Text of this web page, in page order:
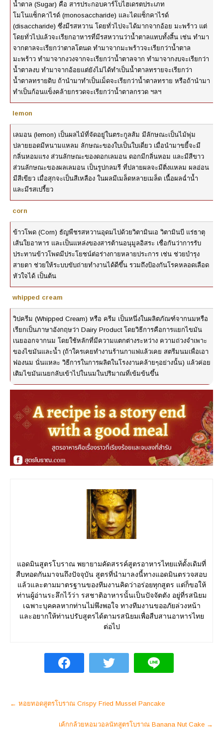
น้ำตาล (Sugar) คือ สารประกอบคาร์โบไฮเดรตประเภท
โมโนแซ็กคาไรด์ (monosaccharide) และไดแซ็กคาไรด์
(disaccharide) ซึ่งมีรสหวาน โดยทั่วไปจะได้มากจากอ้อย มะพร้าว แต่
โดยทั่วไปแล้วจะเรียกอาหารที่มีรสหวานว่าน้ำตาลแทบทั้งสิ้น เช่น ทำมา
จากตาลจะเรียกว่าตาลโตนด ทำมาจากมะพร้าวจะเรียกว่าน้ำตาล
มะพร้าว ทำมาจากงวงจากจะเรียกว่าน้ำตาลจาก ทำมาจากงบจะเรียกว่า
น้ำตาลงบ ทำมาจากอ้อยแต่ยังไม่ได้ทำเป็นน้ำตาลทรายจะเรียกว่า
น้ำตาลทรายดิบ ถ้านำมาทำเป็นเม็ดจะเรียกว่าน้ำตาลทราย หรือถ้านำมา
ทำเป็นก้อนแข็งคล้ายกรวดจะเรียกว่าน้ำตาลกรวด ฯลฯ
lemon
เลมอน (lemon) เป็นผลไม้ที่จัดอยู่ในตระกูลส้ม มีลักษณะเป็นไม้พุ่ม
ปลายยอดมีหนามแหลม ลักษณะของใบเป็นใบเดี่ยว เมื่อนำมาขยี้จะมี
กลิ่นหอมแรง ส่วนลักษณะของดอกเลมอน ดอกมีกลิ่นหอม และมีสีขาว
ส่วนลักษณะของผลเลมอน เป็นรูปกลมรี ที่ปลายผลจะมีติ่งแหลม ผลอ่อน
มีสีเขียว เมื่อสุกจะเป็นสีเหลือง ในผลมีเมล็ดหลายเมล็ด เนื้อผลฉ่ำน้ำ
และมีรสเปรี้ยว
corn
ข้าวโพด (Corn) ธัญพืชรสหวานอุดมไปด้วยวิตามินเอ วิตามินบี แร่ธาตุ
เส้นใยอาหาร และเป็นแหล่งของสารต้านอนุมูลอิสระ เชื่อกันว่าการรับ
ประทานข้าวโพดมีประโยชน์ต่อร่างกายหลายประการ เช่น ช่วยบำรุง
สายตา ช่วยให้ระบบขับถ่ายทำงานได้ดีขึ้น รวมถึงป้องกันโรคหลอดเลือด
หัวใจได้ เป็นต้น
whipped cream
วิปครีม (Whipped Cream) หรือ ครีม เป็นหนึ่งในผลิตภัณฑ์จากนมหรือ
เรียกเป็นภาษาอังกฤษว่า Dairy Product โดยวิธีการคือการแยกไขมัน
เนยออกจากนม โดยใช้หลักที่มีความแตกต่างระหว่าง ความถ่วงจำเพาะ
ของไขมันและน้ำ (ถ้าใครเคยทำงานร้านกาแฟแล้วเคย สตรีมนมเพื่อเอา
ฟองนม นั่นแหละ วิธีการในการผลิตในโรงงานคล้ายๆอย่างนั้น) แล้วค่อย
เติมไขมันเนยกลับเข้าไปในนมในปริมาณที่เข้มข้นขึ้น
แอดมินสูตรโบราณ พยายามคัดสรรค์สูตรอาหารไทยแท้ดั้งเดิมที่
สืบทอดกันมาจนถึงปัจจุบัน สูตรที่นำมาลงนี้ทางแอดมินตรวจสอบ
แล้วและตามมาตรฐานของทีมงานคิดว่าอร่อยทุกสูตร แต่ก็ขอให้
ท่านผู้อ่านระลึกไว้ว่า รสชาติอาหารนั้นเป็นปัจจัตตัง อยู่ที่รสนิยม
เฉพาะบุคคลหากท่านไม่พึงพอใจ ทางทีมงานขออภัยล่วงหน้า
และอยากให้ท่านปรับสูตรได้ตามรสนิยมเพื่อสืบสานอาหารไทย
ต่อไป
Post
← หอยทอดสูตรโบราณ Crispy Fried Mussel Pancake
เค้กกล้วยหอมวอลนัทสูตรโบราณ Banana Nut Cake →